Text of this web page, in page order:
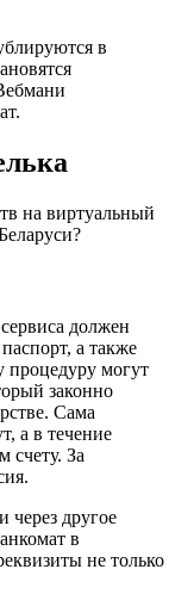
в
на виртуальный
должен
а также
процедуру могут
законно
Сама
а в течение
счету. За
через другое
в
не только